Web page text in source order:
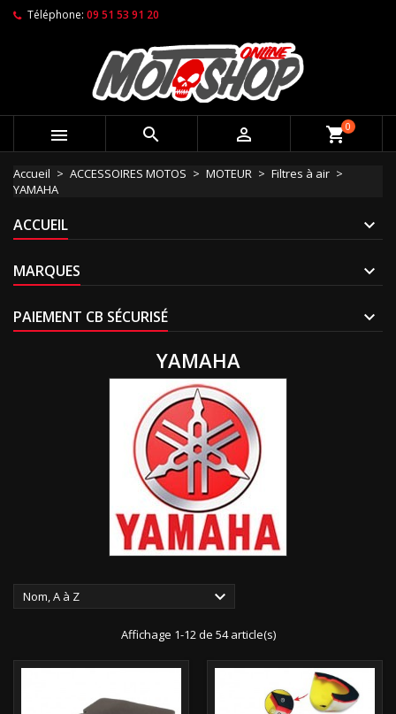
Téléphone: 09 51 53 91 20
   shopping_cart0
Accueil ACCESSOIRES MOTOS MOTEUR
Filtres à air
YAMAHA
ACCUEIL
MARQUES
PAIEMENT CB SÉCURISÉ
YAMAHA
Nom, A à Z 
Affichage 1-12 de 54 article(s)